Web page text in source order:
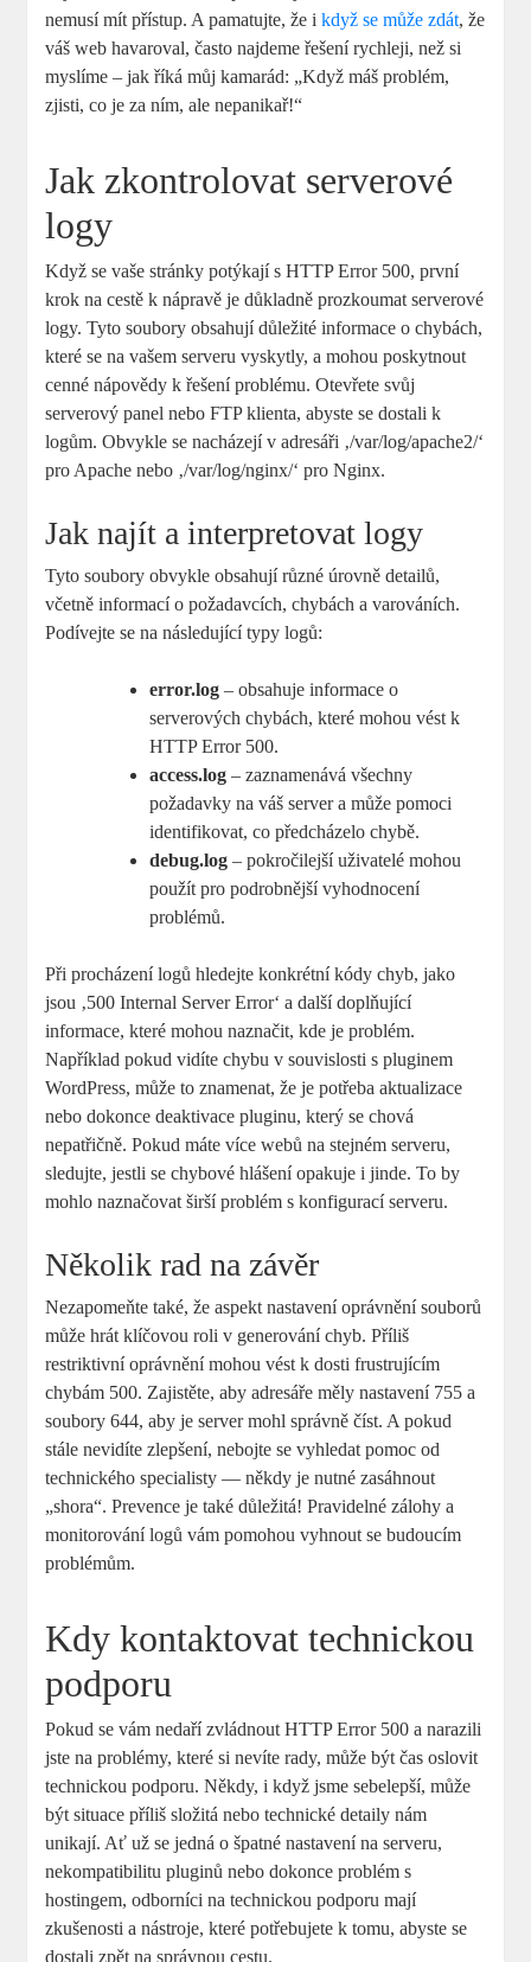
nemusí mít přístup. A pamatujte, že ikdyž se může zdát, že
váš web havaroval, často najdeme řešení rychleji, než si
myslíme – jak říká můj kamarád: „Když máš problém,
zjisti, co je za ním, ale nepanikař!“
Jak zkontrolovat serverové
logy
Když se vaše stránky potýkají s HTTP Error 500, první
krok na cestě k nápravě je důkladně prozkoumat serverové
logy. Tyto soubory obsahují důležité informace o chybách,
které se na vašem serveru vyskytly, a mohou poskytnout
cenné nápovědy k řešení problému. Otevřete svůj
serverový panel nebo FTP klienta, abyste se dostali k
logům. Obvykle se nacházejí v adresáři ‚/var/log/apache2/‘
pro Apache nebo ‚/var/log/nginx/‘ pro Nginx.
Jak najít a interpretovat logy
Tyto soubory obvykle obsahují různé úrovně detailů,
včetně informací o požadavcích, chybách a varováních.
Podívejte se na následující typy logů:
error.log – obsahuje informace o
serverových chybách, které mohou vést k
HTTP Error 500.
access.log – zaznamenává všechny
požadavky na váš server a může pomoci
identifikovat, co předcházelo chybě.
debug.log – pokročilejší uživatelé mohou
použít pro podrobnější vyhodnocení
problémů.
Při procházení logů hledejte konkrétní kódy chyb, jako
jsou ‚500 Internal Server Error‘ a další doplňující
informace, které mohou naznačit, kde je problém.
Například pokud vidíte chybu v souvislosti s pluginem
WordPress, může to znamenat, že je potřeba aktualizace
nebo dokonce deaktivace pluginu, který se chová
nepatřičně. Pokud máte více webů na stejném serveru,
sledujte, jestli se chybové hlášení opakuje i jinde. To by
mohlo naznačovat širší problém s konfigurací serveru.
Několik rad na závěr
Nezapomeňte také, že aspekt nastavení oprávnění souborů
může hrát klíčovou roli v generování chyb. Příliš
restriktivní oprávnění mohou vést k dosti frustrujícím
chybám 500. Zajistěte, aby adresáře měly nastavení 755 a
soubory 644, aby je server mohl správně číst. A pokud
stále nevidíte zlepšení, nebojte se vyhledat pomoc od
technického specialisty — někdy je nutné zasáhnout
„shora“. Prevence je také důležitá! Pravidelné zálohy a
monitorování logů vám pomohou vyhnout se budoucím
problémům.
Kdy kontaktovat technickou
podporu
Pokud se vám nedaří zvládnout HTTP Error 500 a narazili
jste na problémy, které si nevíte rady, může být čas oslovit
technickou podporu. Někdy, i když jsme sebelepší, může
být situace příliš složitá nebo technické detaily nám
unikají. Ať už se jedná o špatné nastavení na serveru,
nekompatibilitu pluginů nebo dokonce problém s
hostingem, odborníci na technickou podporu mají
zkušenosti a nástroje, které potřebujete k tomu, abyste se
dostali zpět na správnou cestu.